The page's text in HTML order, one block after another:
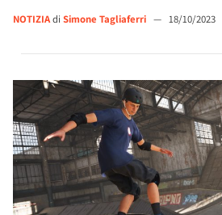
NOTIZIAdi Simone Tagliaferri — 18/10/2023